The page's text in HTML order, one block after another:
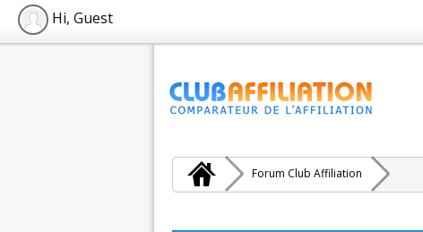
Hi, Guest
Forum Club Affiliation